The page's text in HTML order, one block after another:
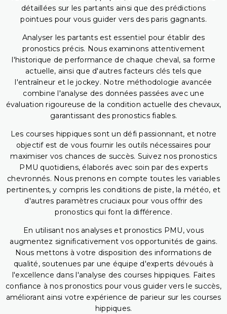
détaillées sur les partants ainsi que des prédictions
pointues pour vous guider vers des paris gagnants.
Analyser les partants est essentiel pour établir des
pronostics précis. Nous examinons attentivement
l'historique de performance de chaque cheval, sa forme
actuelle, ainsi que d'autres facteurs clés tels que
l'entraîneur et le jockey. Notre méthodologie avancée
combine l'analyse des données passées avec une
évaluation rigoureuse de la condition actuelle des chevaux,
garantissant des pronostics fiables.
Les courses hippiques sont un défi passionnant, et notre
objectif est de vous fournir les outils nécessaires pour
maximiser vos chances de succès. Suivez nos pronostics
PMU quotidiens, élaborés avec soin par des experts
chevronnés. Nous prenons en compte toutes les variables
pertinentes, y compris les conditions de piste, la météo, et
d'autres paramètres cruciaux pour vous offrir des
pronostics qui font la différence.
En utilisant nos analyses et pronostics PMU, vous
augmentez significativement vos opportunités de gains.
Nous mettons à votre disposition des informations de
qualité, soutenues par une équipe d'experts dévoués à
l'excellence dans l'analyse des courses hippiques. Faites
confiance à nos pronostics pour vous guider vers le succès,
améliorant ainsi votre expérience de parieur sur les courses
hippiques.